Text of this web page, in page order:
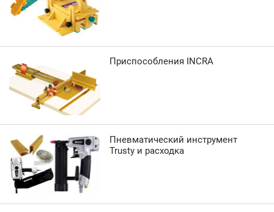
Приспособления INCRA
Пневматический инструмент
Trusty и расходка